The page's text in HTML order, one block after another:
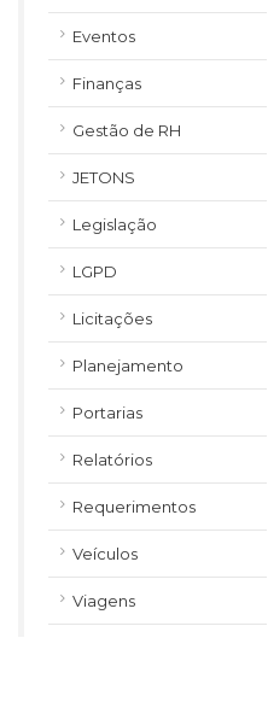
Eventos
Finanças
Gestão de RH
JETONS
Legislação
LGPD
Licitações
Planejamento
Portarias
Relatórios
Requerimentos
Veículos
Viagens